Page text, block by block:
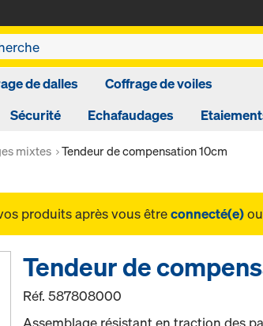
de dalles
Coffrage de voiles
Sécurité Echafaudages
mixtes Tendeur de compensation 10cm
produits après vous êtreconnecté(e)ou
Tendeur de
Réf.587808000